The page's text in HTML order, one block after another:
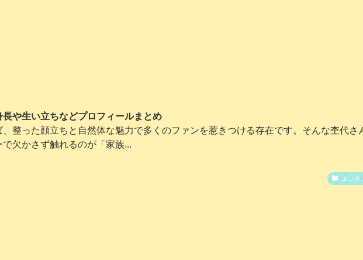
や生い立ちなどプロフィールまとめ
整った顔立ちと自然体な魅力で多くのファンを惹きつける存在です。そんな杢代さ
欠かさず触れるのが「家族...
エンタ